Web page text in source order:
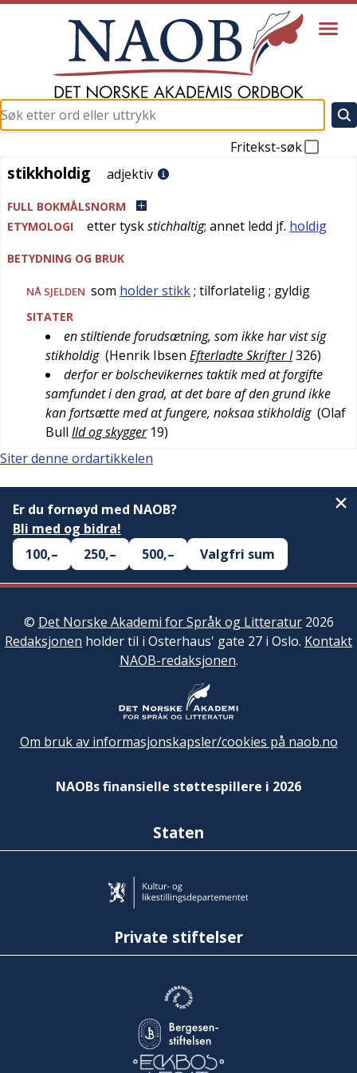
Fritekst-søk
stikkholdig
stikkholdig adjektiv
FULL BOKMÅLSNORM
ETYMOLOGI
ettertyskstichhaltig; annet ledd jf. holdig
BETYDNING OG BRUK
NÅ SJELDEN som holder stikk; tilforlatelig; gyldig
SITATER
en stiltiende forudsætning, som ikke har vist sig
stikholdig (Henrik Ibsen Efterladte Skrifter I326)
derfor er bolschevikernes taktik med at forgifte
samfundet i den grad, at det bare af den grund ikke
kan fortsætte med at fungere, noksaa stikholdig (Olaf
Bull Ild og skygger 19)
Siter denne ordartikkelen
Er du fornøyd med NAOB?
Bli med og bidra!
100,–
250,– 500,– Valgfri sum
© Det Norske Akademi for Språk og Litteratur2026
Redaksjonen holder til i Osterhaus' gate 27 i Oslo. Kontakt
NAOB-redaksjonen.
Om bruk av informasjonskapsler/cookies på naob.no
NAOBs finansielle støttespillere i 2026
Staten
Private stiftelser